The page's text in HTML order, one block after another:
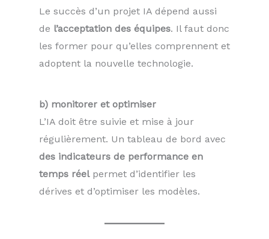
Le succès d’un projet IA dépend aussi
de l’acceptation des équipes. Il faut donc
les former pour qu’elles comprennent et
adoptent la nouvelle technologie.
b) monitorer et optimiser
L’IA doit être suivie et mise à jour
régulièrement. Un tableau de bord avec
des indicateurs de performance en
temps réelpermet d’identifier les
dérives et d’optimiser les modèles.